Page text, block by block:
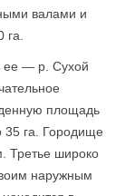
валами и
ее — р. Сухой
площадь
га. Городище
Третье широко
наружным